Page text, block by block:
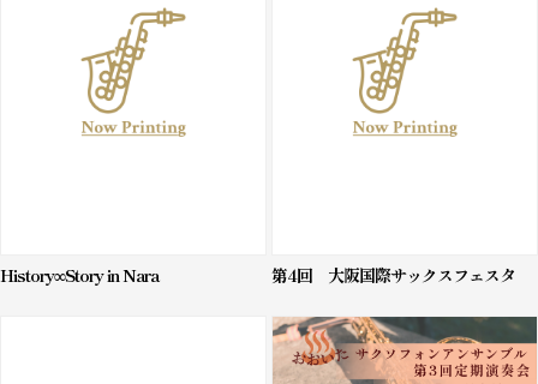
History∞Story in Nara 第4回 大阪国際サックスフェスタ